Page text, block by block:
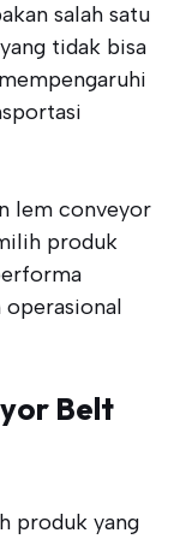
salah satu
tidak bisa
lem conveyor
produk
Belt
produk yang